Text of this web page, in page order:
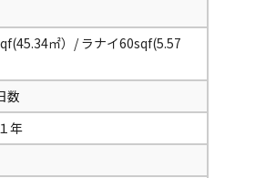
㎡）/ ラナイ60sqf(5.57
数
年